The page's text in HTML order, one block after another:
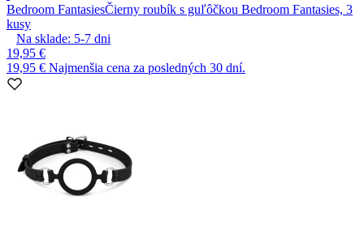
Bedroom FantasiesČierny roubík s guľôčkou Bedroom Fantasies, 3
kusy
Na sklade: 5-7 dni
19,95 €
19,95 € Najmenšia cena za posledných 30 dní.